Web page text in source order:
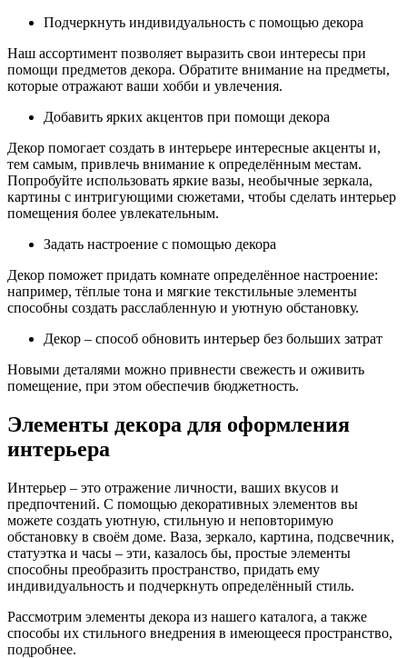
Подчеркнуть индивидуальность с помощью декора
Наш ассортимент позволяет выразить свои интересы при
помощи предметов декора. Обратите внимание на предметы,
которые отражают ваши хобби и увлечения.
Добавить ярких акцентов при помощи декора
Декор помогает создать в интерьере интересные акценты и,
тем самым, привлечь внимание к определённым местам.
Попробуйте использовать яркие вазы, необычные зеркала,
картины с интригующими сюжетами, чтобы сделать интерьер
помещения более увлекательным.
Задать настроение с помощью декора
Декор поможет придать комнате определённое настроение:
например, тёплые тона и мягкие текстильные элементы
способны создать расслабленную и уютную обстановку.
Декор – способ обновить интерьер без больших затрат
Новыми деталями можно привнести свежесть и оживить
помещение, при этом обеспечив бюджетность.
Элементы декора для оформления
интерьера
Интерьер – это отражение личности, ваших вкусов и
предпочтений. С помощью декоративных элементов вы
можете создать уютную, стильную и неповторимую
обстановку в своём доме. Ваза, зеркало, картина, подсвечник,
статуэтка и часы – эти, казалось бы, простые элементы
способны преобразить пространство, придать ему
индивидуальность и подчеркнуть определённый стиль.
Рассмотрим элементы декора из нашего каталога, а также
способы их стильного внедрения в имеющееся пространство,
подробнее.